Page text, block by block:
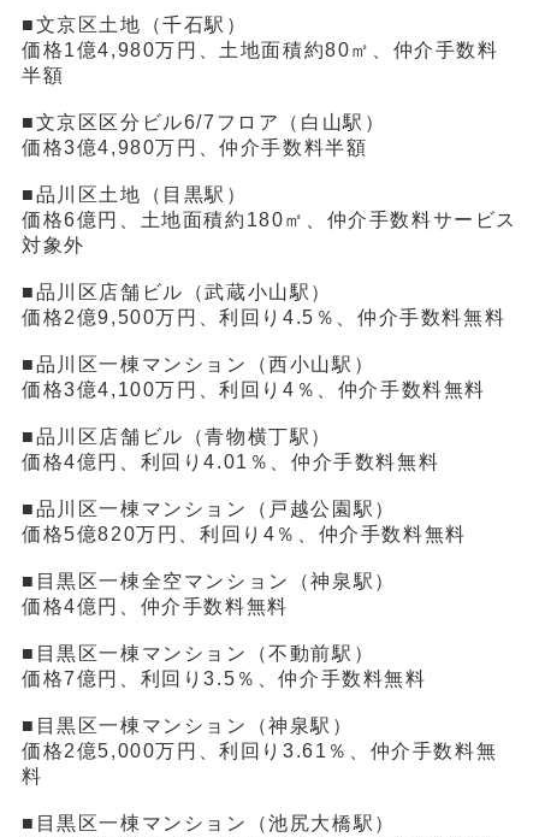
■文京区土地（千石駅）
価格1億4,980万円、土地面積約80㎡、仲介手数料
半額
■文京区区分ビル6/7フロア（白山駅）
価格3億4,980万円、仲介手数料半額
■品川区土地（目黒駅）
価格6億円、土地面積約180㎡、仲介手数料サービス
対象外
■品川区店舗ビル（武蔵小山駅）
価格2億9,500万円、利回り4.5％、仲介手数料無料
■品川区一棟マンション（西小山駅）
価格3億4,100万円、利回り4％、仲介手数料無料
■品川区店舗ビル（青物横丁駅）
価格4億円、利回り4.01％、仲介手数料無料
■品川区一棟マンション（戸越公園駅）
価格5億820万円、利回り4％、仲介手数料無料
■目黒区一棟全空マンション（神泉駅）
価格4億円、仲介手数料無料
■目黒区一棟マンション（不動前駅）
価格7億円、利回り3.5％、仲介手数料無料
■目黒区一棟マンション（神泉駅）
価格2億5,000万円、利回り3.61％、仲介手数料無
料
■目黒区一棟マンション（池尻大橋駅）